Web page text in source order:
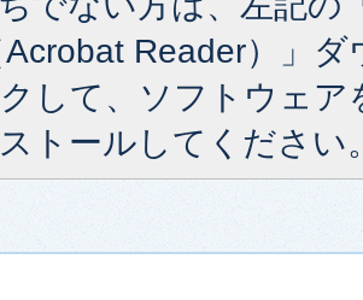
Reader）」
して、ソフトウェア
トールしてください